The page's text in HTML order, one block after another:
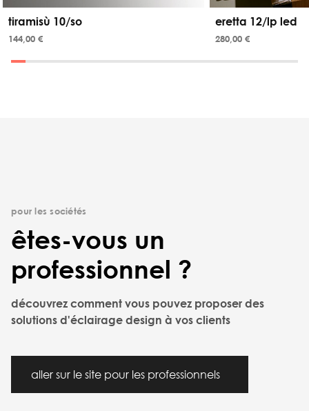
tiramisù 10/so
144,00 €
eretta 12/lp led
280,00 €
pour les sociétés
êtes-vous un
professionnel ?
découvrez comment vous pouvez proposer des
solutions d'éclairage design à vos clients
aller sur le site pour les professionnels